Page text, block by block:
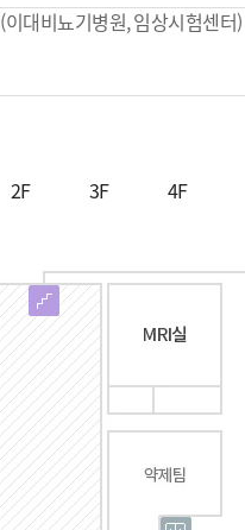
(이대비뇨기병원, 임상시험센터)
2F 3F 4F